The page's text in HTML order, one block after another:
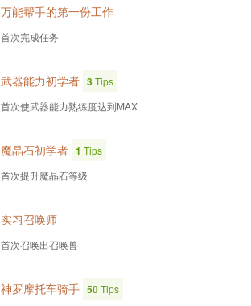
万能帮手的第一份工作
首次完成任务
武器能力初学者 3Tips
首次使武器能力熟练度达到MAX
魔晶石初学者 1 Tips
首次提升魔晶石等级
实习召唤师
首次召唤出召唤兽
神罗摩托车骑手 50Tips